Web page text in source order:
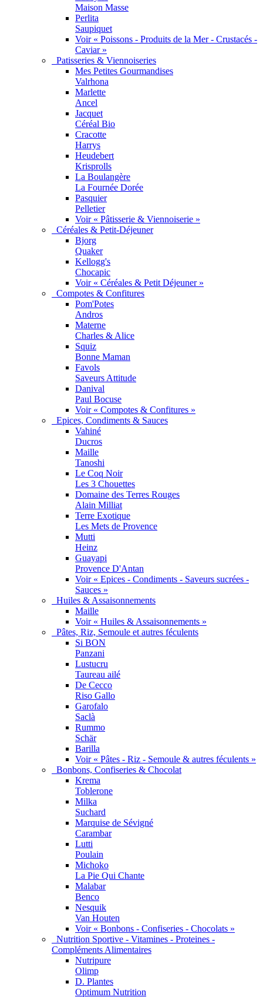
Maison Masse
Perlita
Saupiquet
Voir « Poissons - Produits de la Mer - Crustacés -
Caviar »
Patisseries & Viennoiseries
Mes Petites Gourmandises
Valrhona
Marlette
Ancel
Jacquet
Céréal Bio
Cracotte
Harrys
Heudebert
Krisprolls
La Boulangère
La Fournée Dorée
Pasquier
Pelletier
Voir « Pâtisserie & Viennoiserie »
Céréales & Petit-Déjeuner
Bjorg
Quaker
Kellogg's
Chocapic
Voir « Céréales & Petit Déjeuner »
Compotes & Confitures
Pom'Potes
Andros
Materne
Charles & Alice
Squiz
Bonne Maman
Favols
Saveurs Attitude
Danival
Paul Bocuse
Voir « Compotes & Confitures »
Epices, Condiments & Sauces
Vahiné
Ducros
Maille
Tanoshi
Le Coq Noir
Les 3 Chouettes
Domaine des Terres Rouges
Alain Milliat
Terre Exotique
Les Mets de Provence
Mutti
Heinz
Guayapi
Provence D'Antan
Voir « Epices - Condiments - Saveurs sucrées -
Sauces »
Huiles & Assaisonnements
Maille
Voir « Huiles & Assaisonnements »
Pâtes, Riz, Semoule et autres féculents
Si BON
Panzani
Lustucru
Taureau ailé
De Cecco
Riso Gallo
Garofalo
Saclà
Rummo
Schär
Barilla
Voir « Pâtes - Riz - Semoule & autres féculents »
Bonbons, Confiseries & Chocolat
Krema
Toblerone
Milka
Suchard
Marquise de Sévigné
Carambar
Lutti
Poulain
Michoko
La Pie Qui Chante
Malabar
Benco
Nesquik
Van Houten
Voir « Bonbons - Confiseries - Chocolats »
Nutrition Sportive - Vitamines - Proteines -
Compléments Alimentaires
Nutripure
Olimp
D. Plantes
Optimum Nutrition